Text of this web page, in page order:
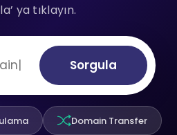
ya tıklayın.
Sorgula
Domain Transfer